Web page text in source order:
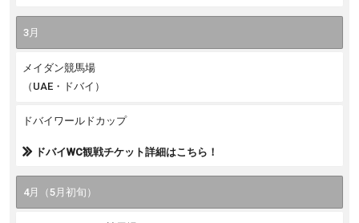
3月
メイダン競馬場
（UAE・ドバイ）
ドバイワールドカップ
ドバイWC観戦チケット詳細はこちら！
4月（5月初旬）